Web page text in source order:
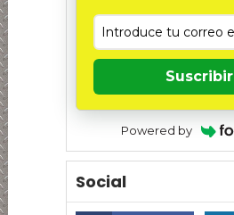
Suscribir
Powered by
Social